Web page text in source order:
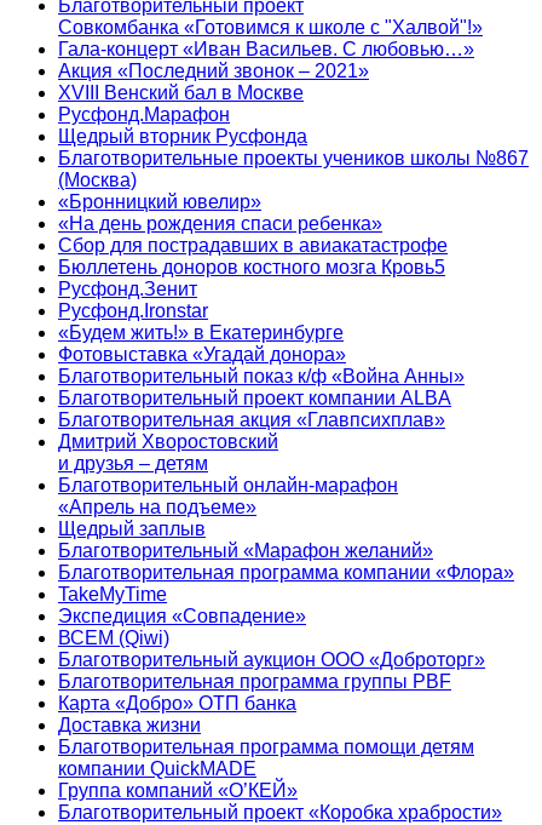
Благотворительный проект
Совкомбанка «Готовимся к школе с "Халвой"!»
Гала-концерт «Иван Васильев. С любовью…»
Акция «Последний звонок – 2021»
XVIII Венский бал в Москве
Русфонд.Марафон
Щедрый вторник Русфонда
Благотворительные проекты учеников школы №867
(Москва)
«Бронницкий ювелир»
«На день рождения спаси ребенка»
Сбор для пострадавших в авиакатастрофе
Бюллетень доноров костного мозга Кровь5
Русфонд.Зенит
Русфонд.Ironstar
«Будем жить!» в Екатеринбурге
Фотовыставка «Угадай донора»
Благотворительный показ к/ф «Война Анны»
Благотворительный проект компании ALBA
Благотворительная акция «Главпсихплав»
Дмитрий Хворостовский
и друзья – детям
Благотворительный онлайн‑марафон
«Апрель на подъеме»
Щедрый заплыв
Благотворительный «Марафон желаний»
Благотворительная программа компании «Флора»
TakeMyTime
Экспедиция «Совпадение»
ВСЕМ (Qiwi)
Благотворительный аукцион ООО «Доброторг»
Благотворительная программа группы PBF
Карта «Добро» ОТП банка
Доставка жизни
Благотворительная программа помощи детям
компании QuickMADE
Группа компаний «О’КЕЙ»
Благотворительный проект «Коробка храбрости»